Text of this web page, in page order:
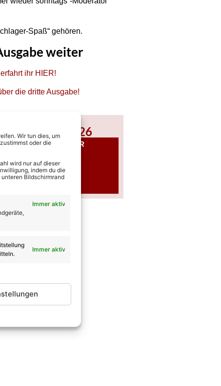
Wir tun dies, um
oder die
wird nur auf dieser
indem du die
Bildschirmrand
Immer aktiv
Immer aktiv
Spaß“ gehören.
weiter
ihr HIER!
die dritte Ausgabe!
vom 13.06.26
ALLE BILDER
ANSEHEN